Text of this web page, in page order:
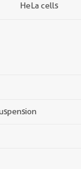
HeLa cells